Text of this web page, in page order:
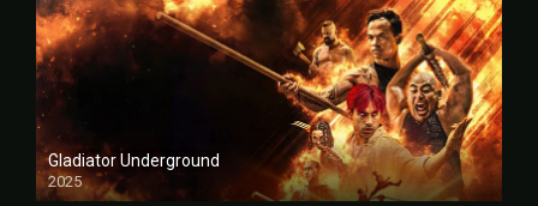
Gladiator Underground
2025
FULL HD